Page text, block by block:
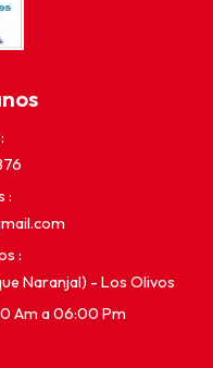
Naranjal) - Los Olivos
Am a 06:00 Pm